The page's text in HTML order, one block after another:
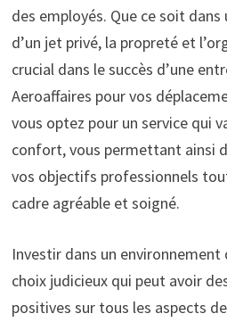
des employés. Que ce soit dans
d’un jet privé, la propreté et
crucial dans le succès d’une
Aeroaffaires pour vos
vous optez pour un service qui
confort, vous permettant ainsi
vos objectifs professionnels
cadre agréable et soigné.
Investir dans un
choix judicieux qui peut avoir
positives sur tous les aspects